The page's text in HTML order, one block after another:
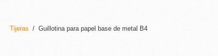
Tijeras / Guillotina para papel base de metal B4